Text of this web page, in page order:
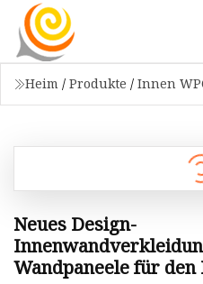
Heim / Produkte / Innen
Neues Design-
Wandpaneele für